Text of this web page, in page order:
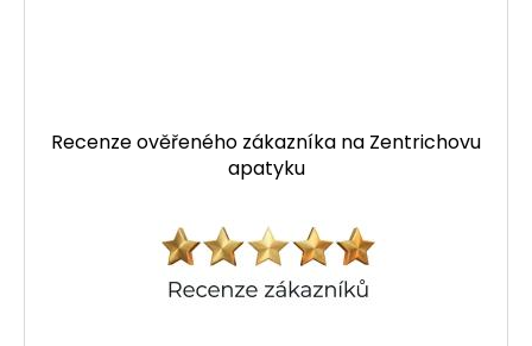
Recenze ověřeného zákazníka na Zentrichovu
apatyku